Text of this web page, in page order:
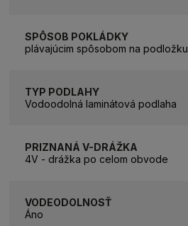
SPÔSOB POKLÁDKY
plávajúcim spôsobom na podložku
TYP PODLAHY
Vodoodolná laminátová podlaha
PRIZNANÁ V-DRÁŽKA
4V - drážka po celom obvode
VODEODOLNOSŤ
Áno